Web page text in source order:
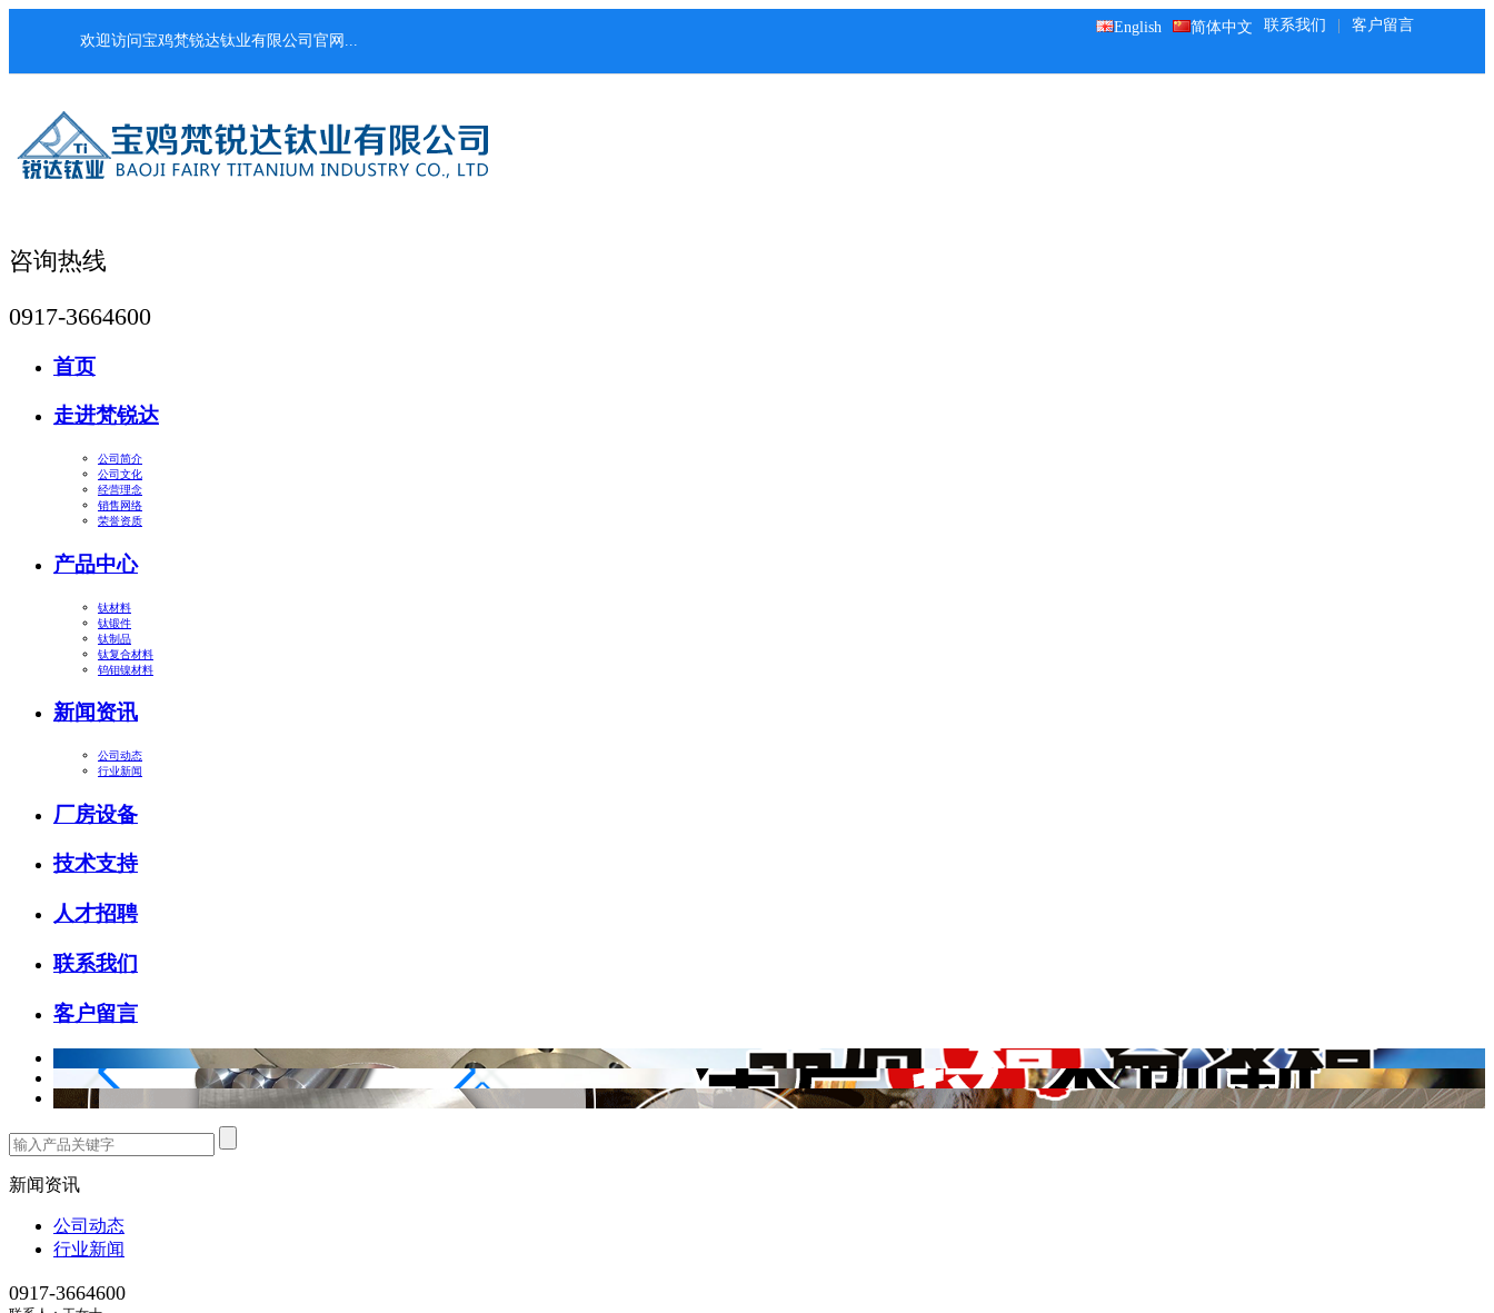
欢迎访问宝鸡梵锐达钛业有限公司官网...
客户留言
联系我们
简体中文
English
咨询热线
0917-3664600
首页
走进梵锐达
公司简介
公司文化
经营理念
销售网络
荣誉资质
产品中心
钛材料
钛锻件
钛制品
钛复合材料
钨钼镍材料
新闻资讯
公司动态
行业新闻
厂房设备
技术支持
人才招聘
联系我们
客户留言
新闻资讯
公司动态
行业新闻
0917-3664600